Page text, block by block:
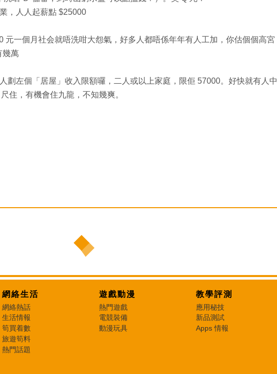
，人人起薪點 $25000
元一個月社会就唔洗咁大怨氣，好多人都唔係年年有人工加，你估個個高宮
幾萬
劃左個「居屋」收入限額囉，二人或以上家庭，限佢 57000。好快就有人中
住，有機會住九龍，不知幾爽。
網絡生活
網絡熱話
生活情報
筍買着數
旅遊筍料
熱門話題
遊戲動漫
熱門遊戲
電競裝備
動漫玩具
教學評測
應用秘技
新品測試
Apps 情報